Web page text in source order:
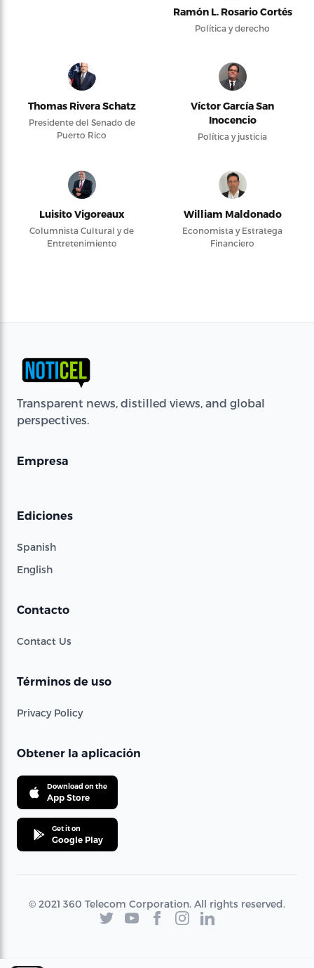
Ramón L. Rosario Cortés
Política y derecho
Thomas Rivera Schatz
Presidente del Senado de
Puerto Rico
Víctor García San
Inocencio
Política y justicia
Luisito Vigoreaux
Columnista Cultural y de
Entretenimiento
William Maldonado
Economista y Estratega
Financiero
Transparent news, distilled views, and global
perspectives.
Empresa
Ediciones
Spanish
English
Contacto
Contact Us
Términos de uso
Privacy Policy
Obtener la aplicación
Download on the
App Store
Get it on
Google Play
© 2021 360 Telecom Corporation. All rights reserved.